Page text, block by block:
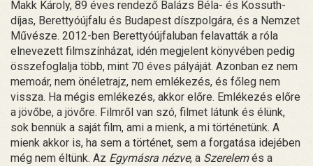
Makk Károly, 89 éves rendező Balázs Béla- és Kossuth-
díjas, Berettyóújfalu és Budapest díszpolgára, és a Nemzet
Művésze. 2012-ben Berettyóújfaluban felavatták a róla
elnevezett filmszínházat, idén megjelent könyvében pedig
összefoglalja több, mint 70 éves pályáját. Azonban ez nem
memoár, nem önéletrajz, nem emlékezés, és főleg nem
vissza. Ha mégis emlékezés, akkor előre. Emlékezés előre
a jövőbe, a jövőre. Filmről van szó, filmet látunk és élünk,
sok bennük a saját film, ami a mienk, a mi történetünk. A
mienk akkor is, ha sem a történet, sem a forgatása idejében
még nem éltünk. Az Egymásra nézve, a Szerelemés a